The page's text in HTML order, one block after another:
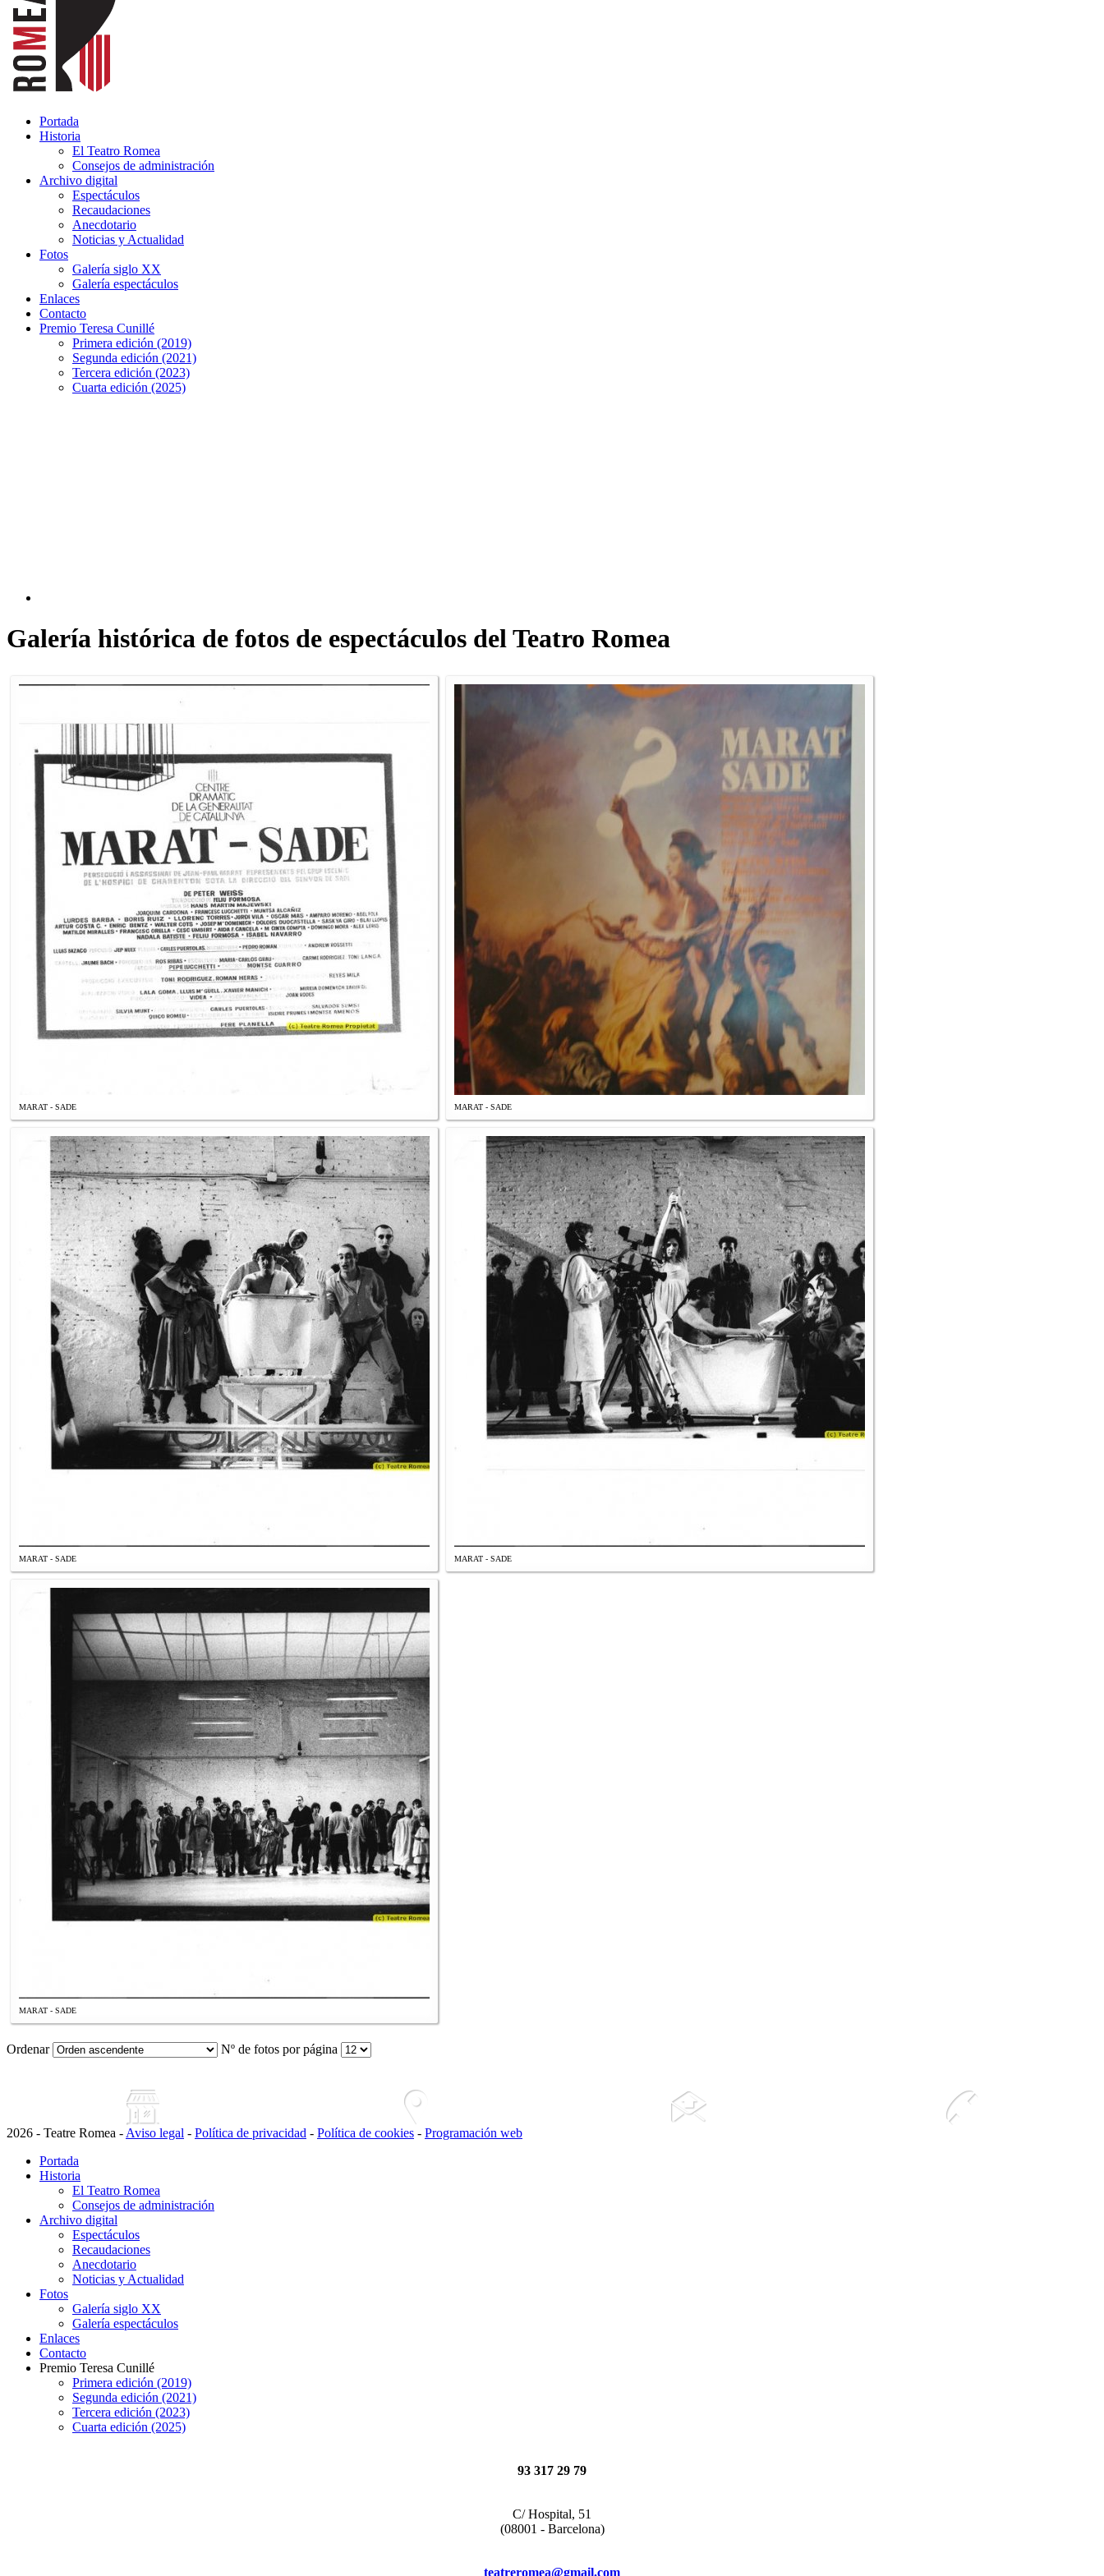
Portada
Historia
El Teatro Romea
Consejos de administración
Archivo digital
Espectáculos
Recaudaciones
Anecdotario
Noticias y Actualidad
Fotos
Galería siglo XX
Galería espectáculos
Enlaces
Contacto
Premio Teresa Cunillé
Primera edición (2019)
Segunda edición (2021)
Tercera edición (2023)
Cuarta edición (2025)
Galería histórica de fotos de espectáculos del Teatro Romea
MARAT - SADE MARAT - SADE
MARAT - SADE MARAT - SADE
MARAT - SADE
Ordenar Nº de fotos por página
2026 - Teatre Romea - Aviso legal - Política de privacidad - Política de cookies - Programación web
Portada
Historia
El Teatro Romea
Consejos de administración
Archivo digital
Espectáculos
Recaudaciones
Anecdotario
Noticias y Actualidad
Fotos
Galería siglo XX
Galería espectáculos
Enlaces
Contacto
Premio Teresa Cunillé
Primera edición (2019)
Segunda edición (2021)
Tercera edición (2023)
Cuarta edición (2025)
93 317 29 79
C/ Hospital, 51
(08001 - Barcelona)
teatreromea@gmail.com